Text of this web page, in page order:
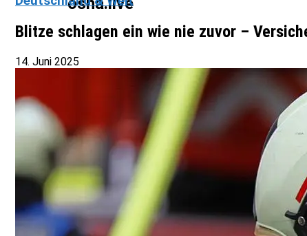
Blitze schlagen ein wie nie zuvor –
14. Juni 2025